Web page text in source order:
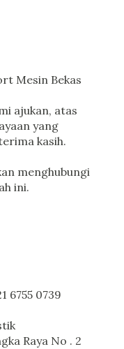
Mesin Bekas
ajukan, atas
yang
kasih.
menghubungi
ini.
6755 0739
Raya No . 2